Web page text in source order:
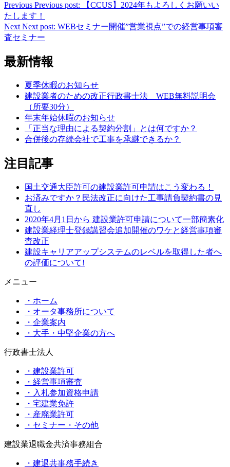
Previous Previous post:
【CCUS】2024年もよろしくお願いい
たします！
Next Next post: WEBセミナー開催”営業視点”での経営事項審
査セミナー
最新情報
夏季休暇のお知らせ
建設業者のための改正行政書士法 WEB無料説明会
（所要30分）
年末年始休暇のお知らせ
「正当な理由による契約分割」とは何ですか？
合併後の存続会社で工事を承継できるか？
注目記事
国土交通大臣許可の建設業許可申請はこう変わる！
お済みですか？民法改正に向けた工事請負契約書の見
直し
2020年4月1日から 建設業許可申請について一部簡素化
建設業経理士登録講習会追加開催のワケと経営事項審
査改正
建設キャリアアップシステムのレベルを取得した者へ
の評価について!
メニュー
・ホーム
・オータ事務所について
・企業案内
・大手・中堅企業の方へ
行政書士法人
・建設業許可
・経営事項審査
・入札参加資格申請
・宅建業免許
・産廃業許可
・セミナー・その他
建設業退職金共済事務組合
・建退共事務手続き